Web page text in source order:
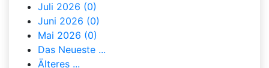
Juli 2026 (0)
Juni 2026 (0)
Mai 2026 (0)
Das Neueste ...
Älteres ...